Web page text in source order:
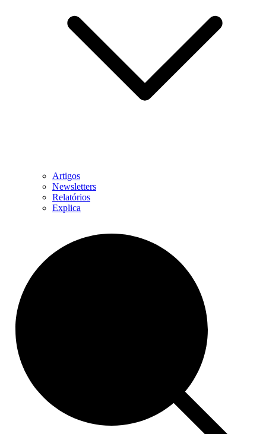
Artigos
Newsletters
Relatórios
Explica